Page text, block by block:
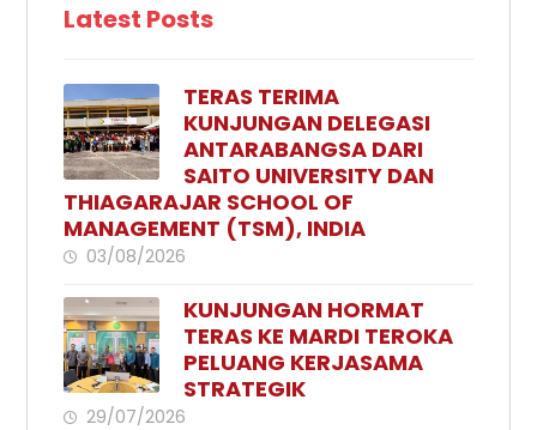
Latest Posts
TERAS TERIMA
KUNJUNGAN DELEGASI
ANTARABANGSA DARI
SAITO UNIVERSITY DAN
THIAGARAJAR SCHOOL OF
MANAGEMENT (TSM), INDIA
03/08/2026
KUNJUNGAN HORMAT
TERAS KE MARDI TEROKA
PELUANG KERJASAMA
STRATEGIK
29/07/2026